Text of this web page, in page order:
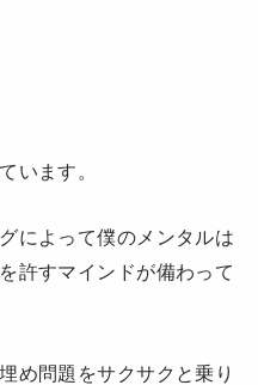
います。
によって僕のメンタルは
許すマインドが備わって
め問題をサクサクと乗り